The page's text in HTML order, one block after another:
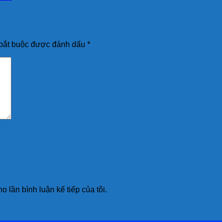
buộc được đánh dấu *
lần bình luận kế tiếp của tôi.